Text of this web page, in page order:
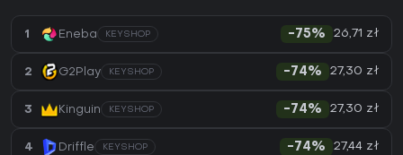
1 Eneba KEYSHOP -75% 26,71 zł
2 G2Play KEYSHOP -74% 27,30 zł
3 Kinguin KEYSHOP -74% 27,30 zł
4 Driffle KEYSHOP -74% 27,44 zł